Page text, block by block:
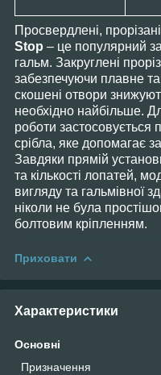
Просвердлені,
Stop – це популярний
гальм. Закруглені
забезпечуючи плавне
скошені отвори
необхідно найбільше.
роботи застосовується
срібла, яке допомагає
Завдяки прямій
та кількості лопатей,
вигляду та гальмівної
ніколи не була
болтовим кріпленням.
Приховати
Характеристики
Основні
Призначення